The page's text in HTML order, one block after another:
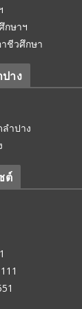
กษาฯ
ชีวศึกษา
าง
ำปาง
ต์